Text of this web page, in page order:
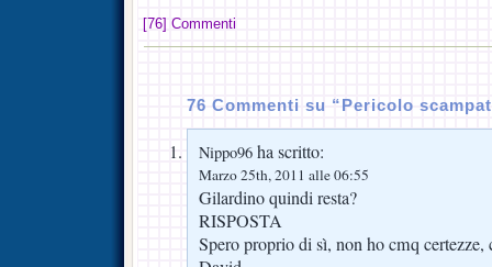
[76] Commenti
76 Commenti su “Pericolo
Nippo96 ha scritto:
Marzo 25th, 2011 alle 06:55
Gilardino quindi resta?
RISPOSTA
Spero proprio di sì, non ho cmq certezze,